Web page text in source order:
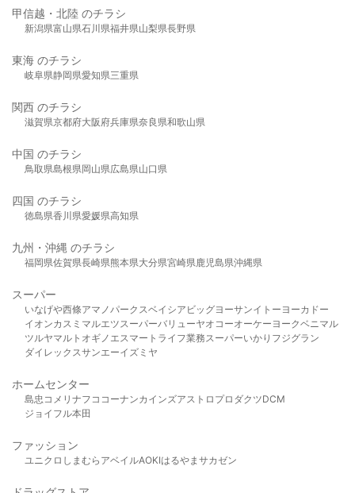
甲信越・北陸 のチラシ
新潟県富山県石川県福井県山梨県長野県
東海 のチラシ
岐阜県静岡県愛知県三重県
関西 のチラシ
滋賀県京都府大阪府兵庫県奈良県和歌山県
中国 のチラシ
鳥取県島根県岡山県広島県山口県
四国 のチラシ
徳島県香川県愛媛県高知県
九州・沖縄 のチラシ
福岡県佐賀県長崎県熊本県大分県宮崎県鹿児島県沖縄県
スーパー
いなげや西條アマノパークスベイシア ビッグヨーサンイトーヨーカドー
イオンカスミ マルエツスーパーバリューヤオコーオーケー ヨークベニマル
ツルヤマルト オギノ エスマート ライフ業務スーパーいかり フジグラン
ダイレックスサンエーイズミヤ
ホームセンター
島忠 コメリ ナフコ コーナンカインズアストロプロダクツDCM
ジョイフル本田
ファッション
ユニクロ しまむら アベイルAOKIはるやま サカゼン